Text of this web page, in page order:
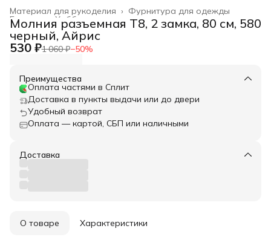
Фурнитура для одежды
Материал для рукоделия ›
Хобби и творчество
Главная ›
Молния разъемная Т8, 2 замка, 80 см, 580
черный, Айрис
530 ₽1 060 ₽−50%
Преимущества
Оплата частями в Сплит
Доставка в пункты выдачи или до двери
Удобный возврат
Оплата — картой, СБП или наличными
Доставка
О товаре Характеристики